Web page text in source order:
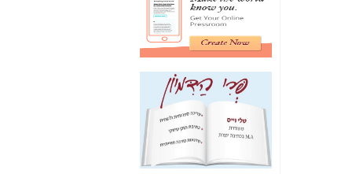
מה מקור ה-Fake
News שהביא לתפירת
תיק לביבי והעלמת
החשודים הנכונים -כאן
אחת הרגליים של "תיק
4000 התפור"
התמוטטה היום
בניצחון (כפול) של בזק
כאן
איך כתבות מפנקות